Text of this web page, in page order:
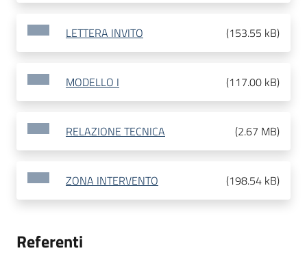
LETTERA INVITO (153.55 kB)
MODELLO I (117.00 kB)
RELAZIONE TECNICA (2.67 MB)
ZONA INTERVENTO (198.54 kB)
Referenti